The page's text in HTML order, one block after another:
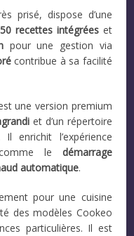
prisé, dispose d’une
recettes intégrées et
pour une gestion via
contribue à sa facilité
une version premium
et d’un répertoire
Il enrichit l’expérience
le démarrage
automatique.
pour une cuisine
des modèles Cookeo
particulières. Il est